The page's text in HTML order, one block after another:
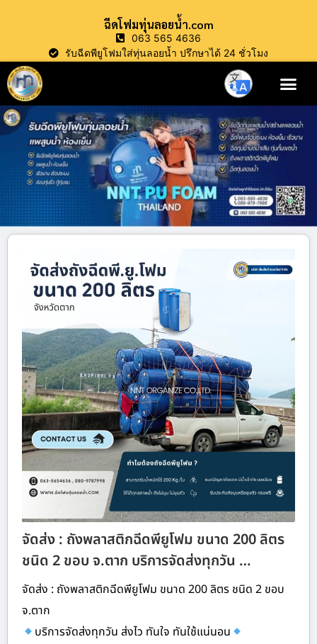
ฉีดโฟมทุ่นลอยน้ำ.com
063 565 4636
รับฉีดพียูโฟมใส่ทุ่นลอยน้ำ ปรึกษาได้ 24 ชั่วโมง
จัดส่ง : ถังพลาสติกฉีดพียูโฟม ขนาด 200 ลิตร
ชนิด 2 ขอบ จ.ตาก บริการจัดส่งทุกวัน …
จัดส่ง : ถังพลาสติกฉีดพียูโฟม ขนาด 200 ลิตร ชนิด 2 ขอบ
จ.ตาก
บริการจัดส่งทุกวัน ส่งไว ทันใจ ทันใช้แน่นอน